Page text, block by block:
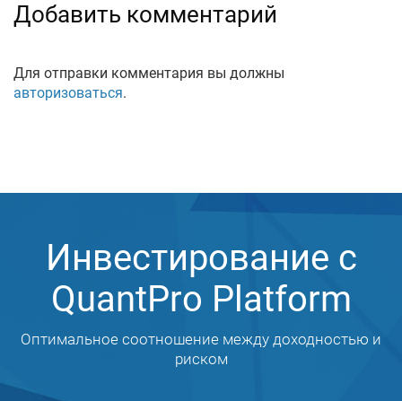
Добавить комментарий
Для отправки комментария вы должны
авторизоваться.
Инвестирование с
QuantPro Platform
Оптимальное соотношение между доходностью и
риском